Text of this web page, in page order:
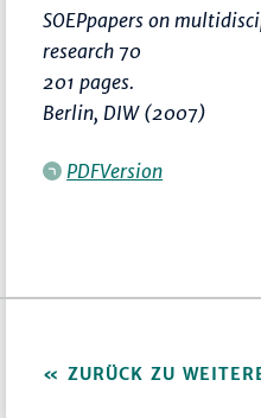
SOEPpapers on
research 70
201 pages.
Berlin, DIW (2007)
PDFVersion
ZURÜCK ZU